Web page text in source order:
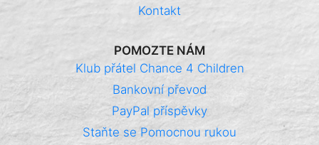
Kontakt
POMOZTE NÁM
Klub přátel Chance 4 Children
Bankovní převod
PayPal příspěvky
Staňte se Pomocnou rukou